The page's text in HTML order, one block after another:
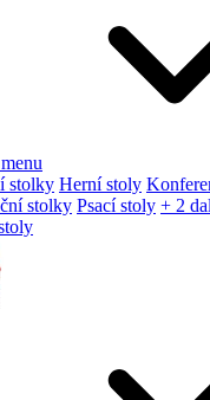
stolky Herní stoly
stolky Psací stoly + 2